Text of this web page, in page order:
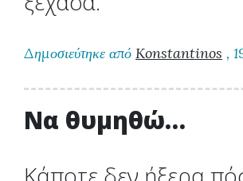
Δημοσιεύτηκε από Konstantinos ,
Να θυμηθώ…